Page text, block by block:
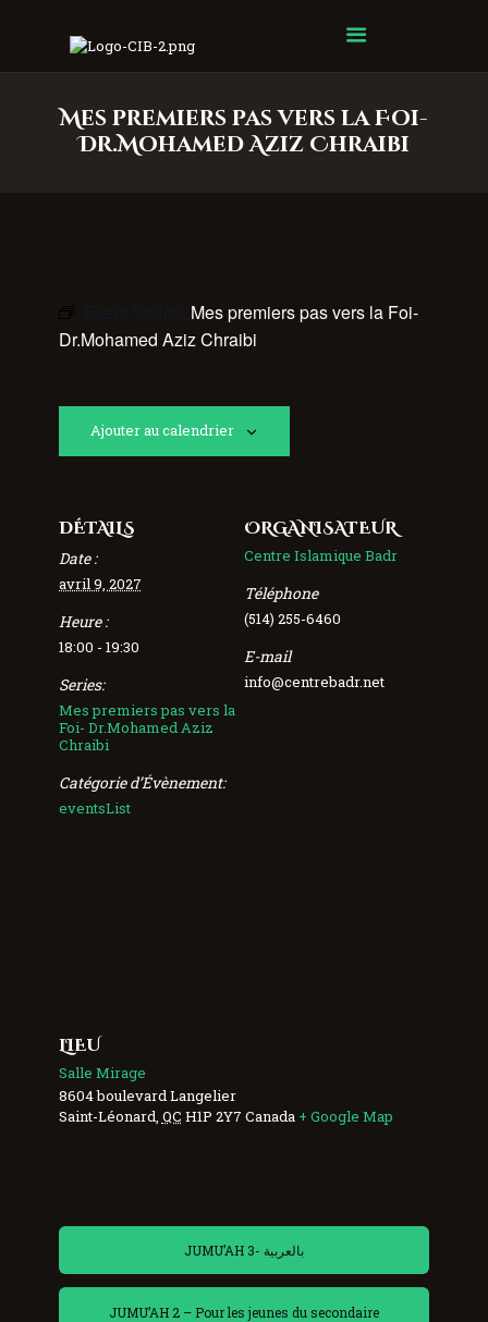
Mes premiers pas vers la Foi-
Dr.Mohamed Aziz Chraibi
Centre Islamique Badr
Event Series: Mes premiers pas vers la Foi-
Dr.Mohamed Aziz Chraibi
Ajouter au calendrier
DÉTAILS
Date :
avril 9, 2027
Heure :
18:00 - 19:30
Series:
Mes premiers pas vers la
Foi- Dr.Mohamed Aziz
Chraibi
Catégorie d’Évènement:
eventsList
ORGANISATEUR
Centre Islamique Badr
Téléphone
(514) 255-6460
E-mail
info@centrebadr.net
LIEU
Salle Mirage
8604 boulevard Langelier
Saint-Léonard QC H1P 2Y7 Canada + Google Map
JUMU’AH 3- بالعربية
JUMU’AH 2 – Pour les jeunes du secondaire